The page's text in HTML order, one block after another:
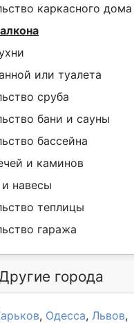
каркасного дома
или туалета
сруба
бани и сауны
бассейна
и каминов
навесы
теплицы
гаража
города
, Одесса, Львов,